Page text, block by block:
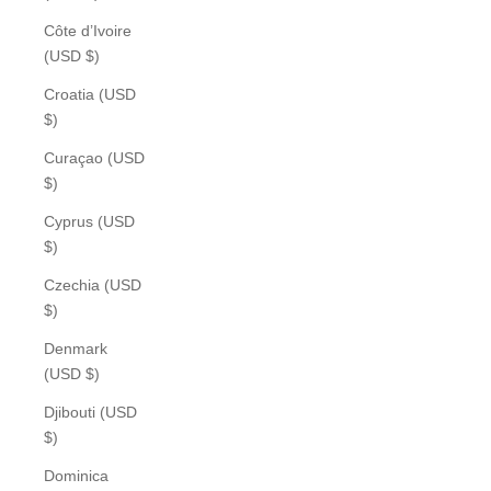
Côte d’Ivoire
(USD $)
Croatia (USD
$)
Curaçao (USD
$)
Cyprus (USD
$)
Czechia (USD
$)
Denmark
(USD $)
Djibouti (USD
$)
Dominica